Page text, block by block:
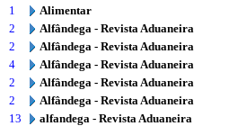
1
Alimentar
2
Alfândega - Revista Aduaneira
2
Alfândega - Revista Aduaneira
4
Alfândega - Revista Aduaneira
2
Alfândega - Revista Aduaneira
2
Alfândega - Revista Aduaneira
13
alfandega - Revista Aduaneira